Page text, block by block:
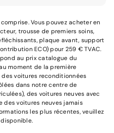
Vous pouvez acheter en
trousse de premiers soins,
plaque avant, support
ECO) pour 259 € TVAC.
au prix catalogue du
moment de la première
voitures reconditionnées
dans notre centre de
des voitures neuves avec
des voitures neuves jamais
les plus récentes, veuillez